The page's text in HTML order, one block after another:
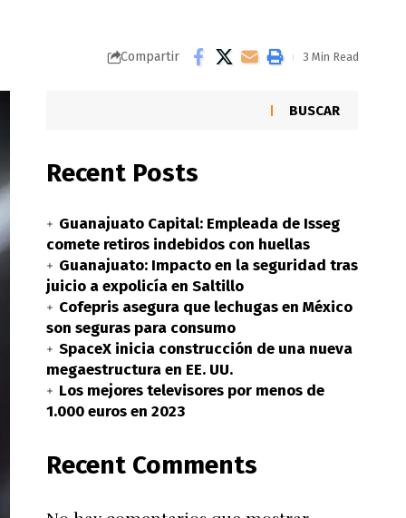
Compartir 3 Min Read
BUSCAR
Recent Posts
Guanajuato Capital: Empleada de Isseg
comete retiros indebidos con huellas
Guanajuato: Impacto en la seguridad tras
juicio a expolicía en Saltillo
Cofepris asegura que lechugas en México
son seguras para consumo
SpaceX inicia construcción de una nueva
megaestructura en EE. UU.
Los mejores televisores por menos de
1.000 euros en 2023
Recent Comments